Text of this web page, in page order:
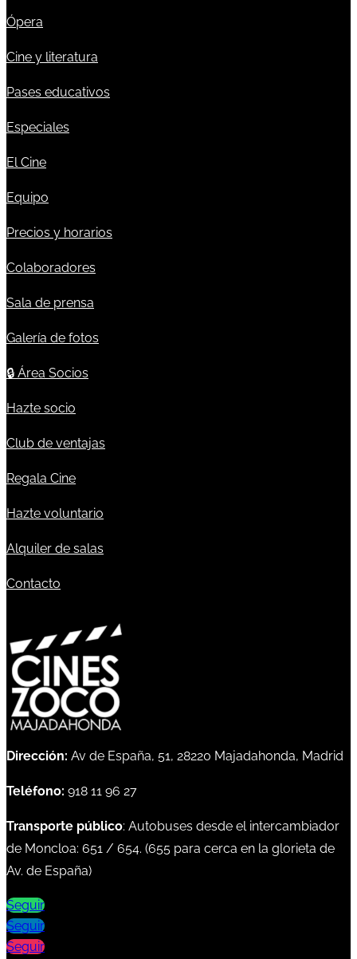
Ópera
Cine y literatura
Pases educativos
Especiales
El Cine
Equipo
Precios y horarios
Colaboradores
Sala de prensa
Galería de fotos
🔒 Área Socios
Hazte socio
Club de ventajas
Regala Cine
Hazte voluntario
Alquiler de salas
Contacto
Dirección: Av de España, 51, 28220 Majadahonda, Madrid
Teléfono: 918 11 96 27
Transporte público: Autobuses desde el intercambiador
de Moncloa: 651 / 654. (655 para cerca en la glorieta de
Av. de España)
Seguir
Seguir
Seguir